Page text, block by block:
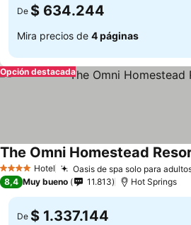
De $ 634.244
Mira precios de 4 páginas
Opción destacada
4 EstrellasHotel Oasis de spa solo para
The Omni Homestead
8,4 Muy bueno 11.813 Hot Springs
De $ 1.337.144